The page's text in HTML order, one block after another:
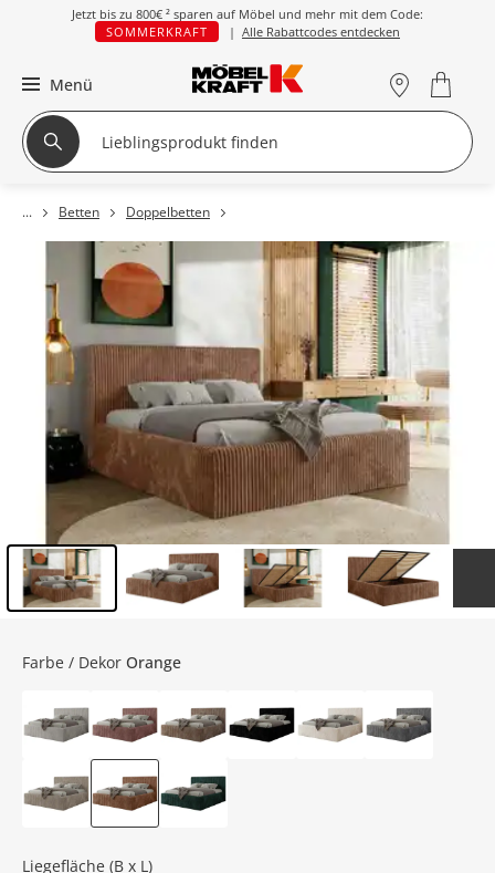
Jetzt bis zu 800€ ² sparen auf Möbel und mehr mit dem Code:
SOMMERKRAFT
| Alle Rabattcodes entdecken
Menü
Betten Doppelbetten
Farbe / Dekor Orange
Liegefläche (B x L)